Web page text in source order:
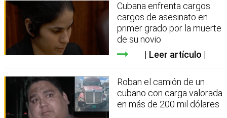
Cubana enfrenta cargos
cargos de asesinato en
primer grado por la muerte
de su novio
Leer artículo
Roban el camión de un
cubano con carga valorada
en más de 200 mil dólares